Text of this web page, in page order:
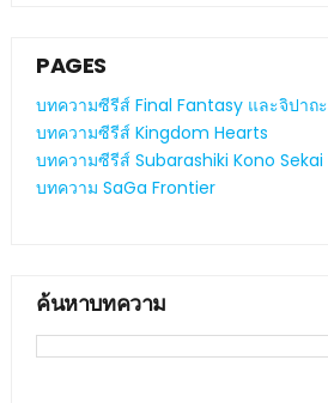
PAGES
บทความซีรีส์ Final Fantasy และจิปาถะ
บทความซีรีส์ Kingdom Hearts
บทความซีรีส์ Subarashiki Kono Sekai
บทความ SaGa Frontier
ค้นหาบทความ